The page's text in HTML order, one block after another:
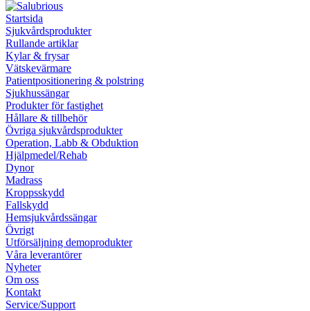
Startsida
Sjukvårdsprodukter
Rullande artiklar
Kylar & frysar
Vätskevärmare
Patientpositionering & polstring
Sjukhussängar
Produkter för fastighet
Hållare & tillbehör
Övriga sjukvårdsprodukter
Operation, Labb & Obduktion
Hjälpmedel/Rehab
Dynor
Madrass
Kroppsskydd
Fallskydd
Hemsjukvårdssängar
Övrigt
Utförsäljning demoprodukter
Våra leverantörer
Nyheter
Om oss
Kontakt
Service/Support